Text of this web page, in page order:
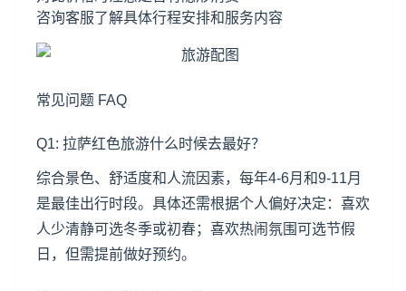
咨询客服了解具体行程安排和服务内容
常见问题 FAQ
Q1: 拉萨红色旅游什么时候去最好？
综合景色、舒适度和人流因素，每年4-6月和9-11月
是最佳出行时段。具体还需根据个人偏好决定：喜欢
人少清静可选冬季或初春；喜欢热闹氛围可选节假
日，但需提前做好预约。